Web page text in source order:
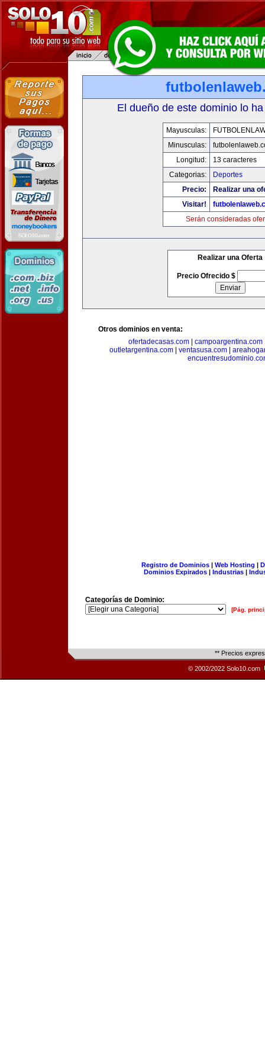
El dueño de este dominio lo
Mayusculas:
Minusculas:
Longitud:
13 caracteres
Categorias:
Deportes
Precio:
Realizar una
Visitar!
Serán consideradas
Realizar una Oferta
Precio Ofrecido $
Otros dominios en venta:
ofertadecasas.com| campoargentina.com
outletargentina.com
ventasusa.com
Registro de Dominios| Web Hosting |
Dominios Expirados | Industrias |
Categorías de Dominio:
[Pág.
** Precios
© 2002/2022 Solo10.com